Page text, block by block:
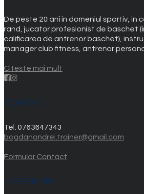
De peste 20 ani in domeniul sportiv, in
rand, jucator profesionist de baschet
calificarea de antrenor baschet),
manager club fitness, antrenor
Citeste mai mult
CONTACT
Tel: 0763647343
bogdanandrei.trainer@gmail.com
Formular Contact
INFORMATII